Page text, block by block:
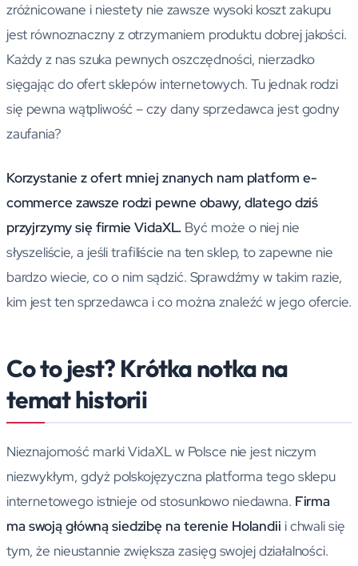
zróżnicowane i niestety nie zawsze wysoki koszt zakupu
jest równoznaczny z otrzymaniem produktu dobrej jakości.
Każdy z nas szuka pewnych oszczędności, nierzadko
sięgając do ofert sklepów internetowych. Tu jednak rodzi
się pewna wątpliwość – czy dany sprzedawca jest godny
zaufania?
Korzystanie z ofert mniej znanych nam platform e-
commerce zawsze rodzi pewne obawy, dlatego dziś
przyjrzymy się firmie VidaXL. Być może o niej nie
słyszeliście, a jeśli trafiliście na ten sklep, to zapewne nie
bardzo wiecie, co o nim sądzić. Sprawdźmy w takim razie,
kim jest ten sprzedawca i co można znaleźć w jego ofercie.
Co to jest? Krótka notka na
temat historii
Nieznajomość marki VidaXL w Polsce nie jest niczym
niezwykłym, gdyż polskojęzyczna platforma tego sklepu
internetowego istnieje od stosunkowo niedawna. Firma
ma swoją główną siedzibę na terenie Holandii i chwali się
tym, że nieustannie zwiększa zasięg swojej działalności.